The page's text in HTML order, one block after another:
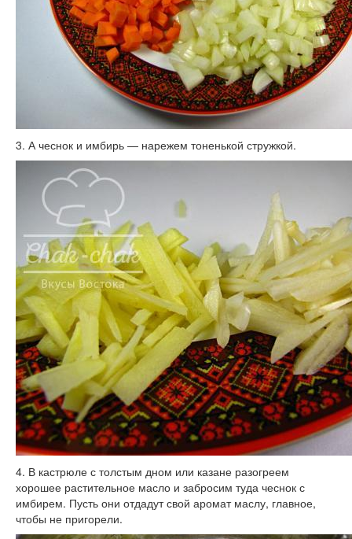
3. А чеснок и имбирь — нарежем тоненькой стружкой.
4. В кастрюле с толстым дном или казане разогреем
хорошее растительное масло и забросим туда чеснок с
имбирем. Пусть они отдадут свой аромат маслу, главное,
чтобы не пригорели.